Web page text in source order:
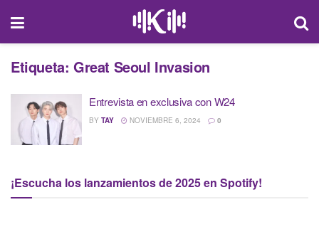
Etiqueta: Great Seoul Invasion
Entrevista en exclusiva con W24
BY TAY NOVIEMBRE 6, 2024 0
¡Escucha los lanzamientos de 2025 en Spotify!